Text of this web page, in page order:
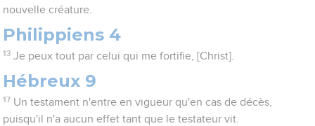
nouvelle créature.
Philippiens 4
13 Je peux tout par celui qui me fortifie, [Christ].
Hébreux 9
17 Un testament n'entre en vigueur qu'en cas de décès,
puisqu'il n'a aucun effet tant que le testateur vit.